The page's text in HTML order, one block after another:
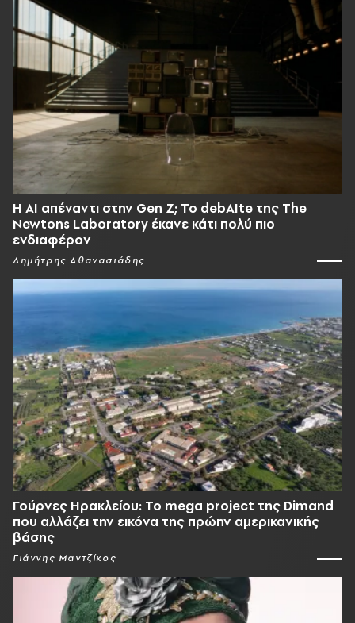
Η AI απέναντι στην Gen Z; Το debAIte της The
Newtons Laboratory έκανε κάτι πολύ πιο
ενδιαφέρον
Δημήτρης Αθανασιάδης
Γούρνες Ηρακλείου: To mega project της Dimand
που αλλάζει την εικόνα της πρώην αμερικανικής
βάσης
Γιάννης Μαντζίκος